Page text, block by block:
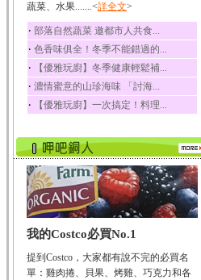
豆豉
豆豉裡頭含有營養的蛋
白質、脂肪、鈣、磷...
榛果
榛果裡所含的營養素有
蛋白質、脂肪、醣類...
迷迭香
酸、迷迭香酸、植物...
咖啡
咖啡中的咖啡因會刺激
中樞神經系統，特別...
椰子
椰子含有糖類、脂肪、
荔枝
蔬菜、水果.......<詳全文>
‧ 部落自然蔬菜 邀都市人共食...
‧ 色香味俱全！冬季不能錯過的...
‧ 【優雅玩廚】冬季健康輕鬆補...
‧ 濃情蜜意的山珍海味 「討海...
‧ 【優雅玩廚】一次搞定！料理...
我的Costco必買No.1
提到Costco，大家都有說不完的必買名
單：雞肉捲、貝果、烤雞、巧克力和各